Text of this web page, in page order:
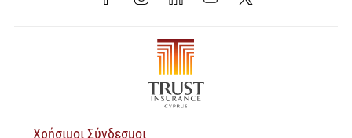
Χρήσιμοι Σύνδεσμοι